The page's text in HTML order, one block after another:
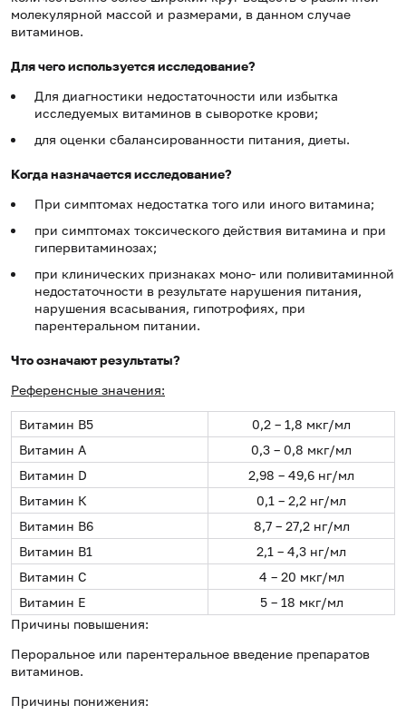
молекулярной массой и размерами, в данном случае
витаминов.
Для чего используется исследование?
Для диагностики недостаточности или избытка
исследуемых витаминов в сыворотке крови;
для оценки сбалансированности питания, диеты.
Когда назначается исследование?
При симптомах недостатка того или иного витамина;
при симптомах токсического действия витамина и при
гипервитаминозах;
при клинических признаках моно- или поливитаминной
недостаточности в результате нарушения питания,
нарушения всасывания, гипотрофиях, при
парентеральном питании.
Что означают результаты?
Референсные значения:
Витамин B5
0,2 – 1,8 мкг/мл
Витамин А
0,3 – 0,8 мкг/мл
Витамин D
2,98 – 49,6 нг/мл
Витамин К
0,1 – 2,2 нг/мл
Витамин В6
8,7 – 27,2 нг/мл
Витамин В1
2,1 – 4,3 нг/мл
Витамин С
4 – 20 мкг/мл
Витамин Е
5 – 18 мкг/мл
Причины повышения:
Пероральное или парентеральное введение препаратов
витаминов.
Причины понижения: